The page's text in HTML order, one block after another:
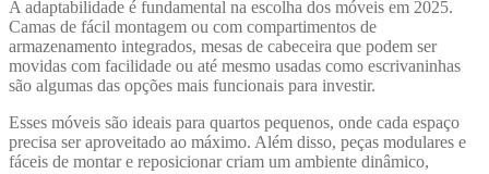
A adaptabilidade é fundamental na escolha dos móveis em 2025.
Camas de fácil montagem ou com compartimentos de
armazenamento integrados, mesas de cabeceira que podem ser
movidas com facilidade ou até mesmo usadas como escrivaninhas
são algumas das opções mais funcionais para investir.
Esses móveis são ideais para quartos pequenos, onde cada espaço
precisa ser aproveitado ao máximo. Além disso, peças modulares e
fáceis de montar e reposicionar criam um ambiente dinâmico,